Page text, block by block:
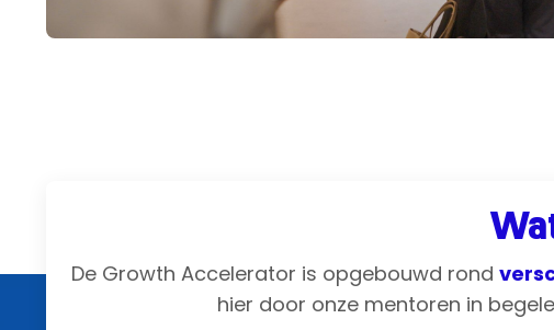
De Growth Accelerator is opgebouwd rond
hier door onze mentoren in